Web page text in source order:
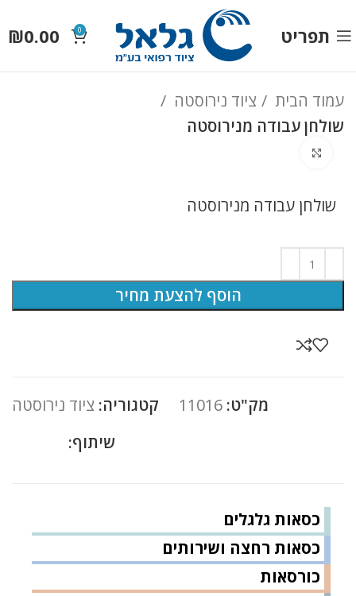
תפריט 0
₪0.00
עמוד הבית
ציוד נירוסטה
שולחן עבודה מנירוסטה
כסאות גלגלים
כסאות רחצה ושירותים
כורסאות
שולחן עבודה מנירוסטה
הוסף להצעת מחיר
מק"ט: 11016 קטגוריה: ציוד נירוסטה
שיתוף: